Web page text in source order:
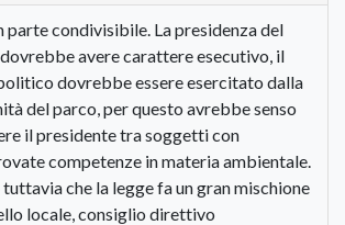
parte condivisibile. La presidenza del
avere carattere esecutivo, il
dovrebbe essere esercitato dalla
del parco, per questo avrebbe senso
il presidente tra soggetti con
competenze in materia ambientale.
tuttavia che la legge fa un gran mischione
locale, consiglio direttivo